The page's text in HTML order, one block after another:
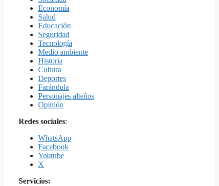
Economía
Salud
Educación
Seguridad
Tecnología
Medio ambiente
Historia
Cultura
Deportes
Farándula
Personajes alteños
Opinión
Redes sociales:
WhatsApp
Facebook
Youtube
X
Servicios: